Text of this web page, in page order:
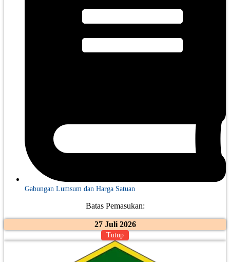
Gabungan Lumsum dan Harga Satuan
Batas Pemasukan:
27 Juli 2026
Tutup